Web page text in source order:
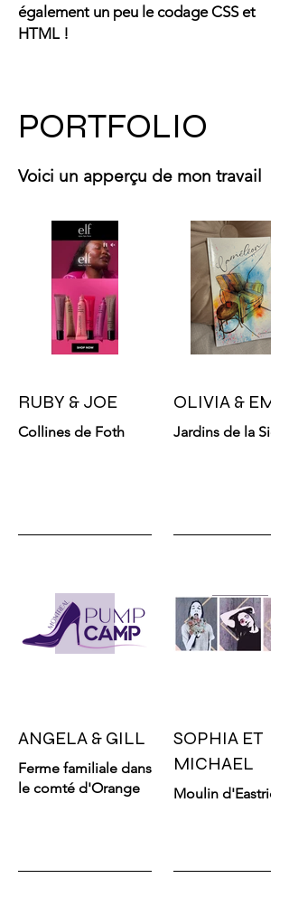
également un peu le codage CSS et
HTML !
PORTFOLIO
Voici un apperçu de mon travail
RUBY & JOE
Collines de Foth
OLIVIA &
Jardins de la Sierra
ANGELA & GILL
Ferme familiale dans
le comté d'Orange
SOPHIA ET
MICHAEL
Moulin d'Eastridge